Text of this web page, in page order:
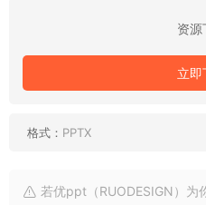
资源
立即
格式： PPTX
若优ppt（RUODESIGN）为